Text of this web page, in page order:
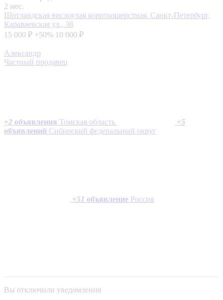
2 мес.
Шотландская вислоухая короткошерстная. Санкт-Петербург,
Караваевская ул., 38
15 000 ₽ +50% 10 000 ₽
Александр
Частный продавец
+2 объявления Томская область +5
объявлений Сибирский федеральный округ
+51 объявление Россия
Вы отключили уведомления